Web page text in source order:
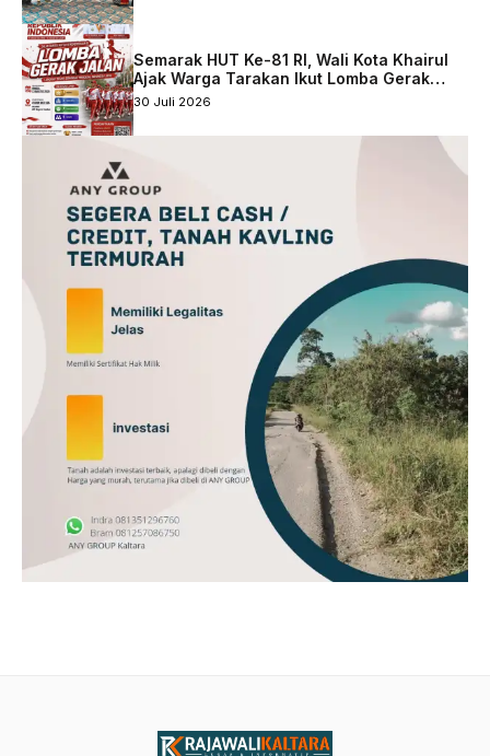
Semarak HUT Ke-81 RI, Wali Kota Khairul
Ajak Warga Tarakan Ikut Lomba Gerak
Jalan
30 Juli 2026